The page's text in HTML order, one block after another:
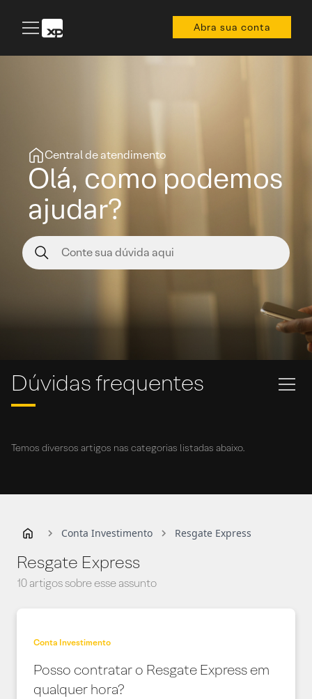
Abra sua conta
Central de atendimento
Olá, como podemos
ajudar?
Dúvidas frequentes
Temos diversos artigos nas categorias listadas abaixo.
Conta Investimento Resgate Express
Resgate Express
10 artigos sobre esse assunto
Conta Investimento
Posso contratar o Resgate Express em
qualquer hora?